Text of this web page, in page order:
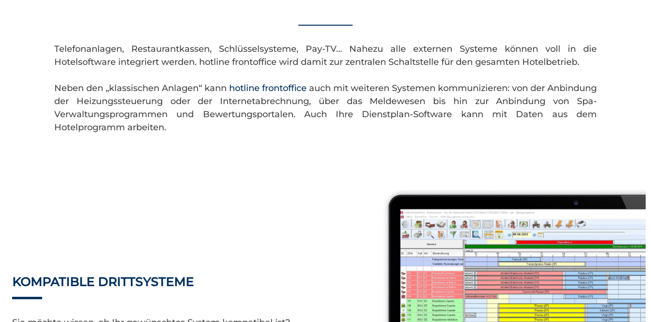
Telefonanlagen, Restaurantkassen, Schlüsselsysteme, Pay-TV… Nahezu alle externen Systeme können voll in die
Hotelsoftware integriert werden. hotline frontoffice wird damit zur zentralen Schaltstelle für den gesamten Hotelbetrieb.
Neben den „klassischen Anlagen“ kann hotline frontoffice auch mit weiteren Systemen kommunizieren: von der Anbindung
der Heizungssteuerung oder der Internetabrechnung, über das Meldewesen bis hin zur Anbindung von Spa-
Verwaltungsprogrammen und Bewertungsportalen. Auch Ihre Dienstplan-Software kann mit Daten aus dem
Hotelprogramm arbeiten.
KOMPATIBLE DRITTSYSTEME